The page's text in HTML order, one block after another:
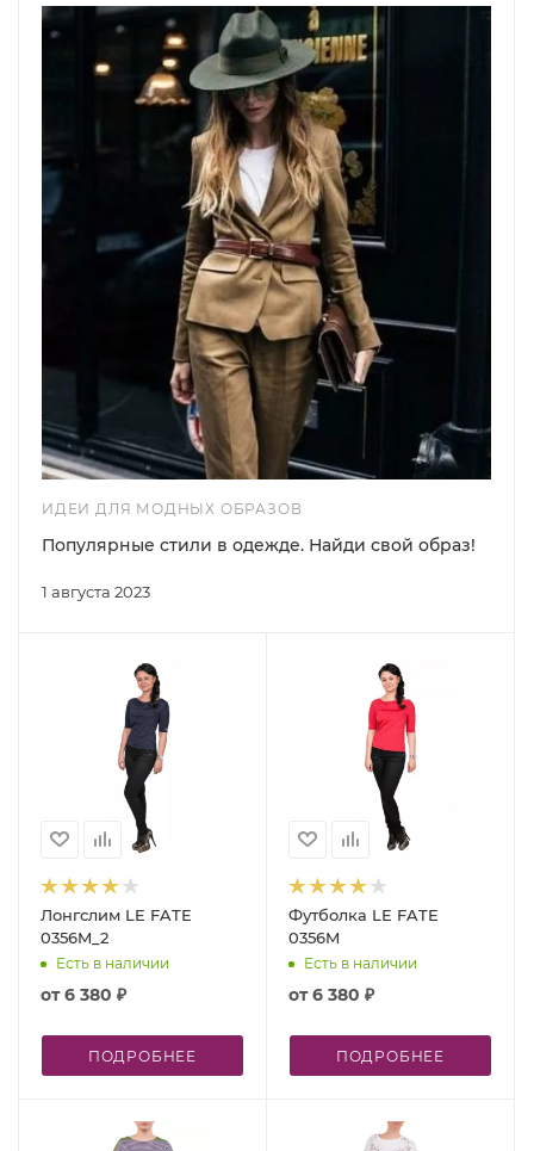
ИДЕИ ДЛЯ МОДНЫХ ОБРАЗОВ
1 августа 2023
Популярные стили в одежде. Найди свой образ!
Лонгслим LE FATE
0356M_2
Есть в наличии
от6 380 ₽
ПОДРОБНЕЕ
Футболка LE FATE
0356M
Есть в наличии
от6 380 ₽
ПОДРОБНЕЕ